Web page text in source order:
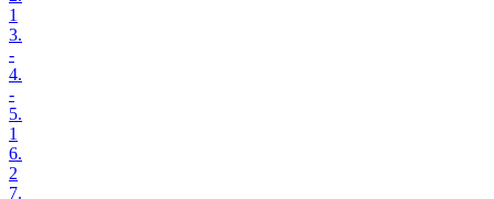
1
3.
-
4.
-
5.
1
6.
2
7.